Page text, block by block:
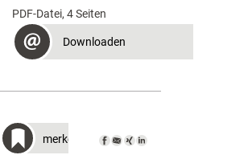
PDF-Datei, 4 Seiten
Downloaden
merken